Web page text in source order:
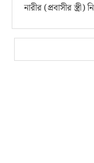
নারীর (প্রবাসীর